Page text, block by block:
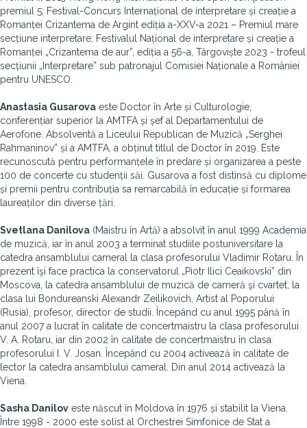
premiul 5; Festival-Concurs Internațional de interpretare și creație a
Romanței Crizantema de Argint ediția a-XXV-a 2021 – Premiul mare
secțiune interpretare; Festivalul Național de interpretare și creație a
Romanței „Crizantema de aur”, ediția a 56-a, Târgoviște 2023 - trofeul
secțiunii „Interpretare” sub patronajul Comisiei Naționale a României
pentru UNESCO.
Anastasia Gusarova este Doctor în Arte și Culturologie,
conferențiar superior la AMTFA și șef al Departamentului de
Aerofone. Absolventă a Liceului Republican de Muzică „Serghei
Rahmaninov” și a AMTFA, a obținut titlul de Doctor în 2019. Este
recunoscută pentru performanțele în predare și organizarea a peste
100 de concerte cu studenții săi. Gusarova a fost distinsă cu diplome
și premii pentru contribuția sa remarcabilă în educație și formarea
laureaților din diverse țări.
Svetlana Danilova (Maistru în Artă) a absolvit în anul 1999 Academia
de muzică, iar în anul 2003 a terminat studiile postuniversitare la
catedra ansamblului cameral la clasa profesorului Vladimir Rotaru. În
prezent îşi face practica la conservatorul „Piotr Ilici Ceaikovski” din
Moscova, la catedra ansamblului de muzică de cameră şi cvartet, la
clasa lui Bondureanski Alexandr Zeilikovich, Artist al Poporului
(Rusia), profesor, director de studii. Începând cu anul 1995 până în
anul 2007 a lucrat în calitate de concertmaistru la clasa profesorului
V. A. Rotaru, iar din 2002 în calitate de concertmaistru în clasa
profesorului I. V. Josan. Începând cu 2004 activează în calitate de
lector la catedra ansamblului cameral. Din anul 2014 activează la
Viena.
Sasha Danilov este născut în Moldova în 1976 și stabilit la Viena.
Între 1998 - 2000 este solist al Orchestrei Simfonice de Stat a